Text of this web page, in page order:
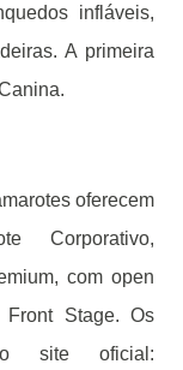
infláveis,
A primeira
oferecem
Corporativo,
com open
Stage. Os
site oficial: